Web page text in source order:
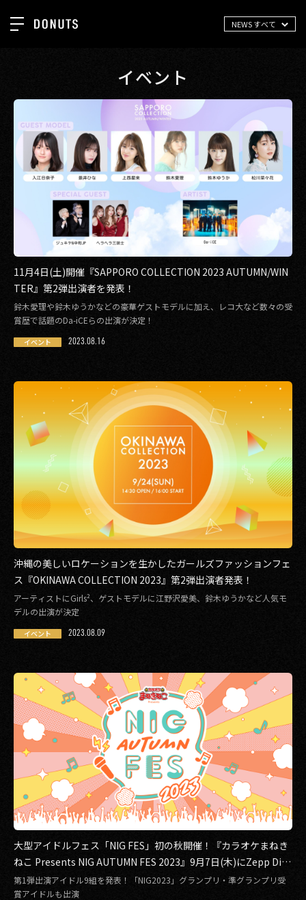
NEWS すべて
お知らせ
ジョブカン
ゲーム
ミクチャ
医療(CLIUS)
出版メディア
美少女図鑑
イベント
タテドラ
その他事業
2025
2024
2023
2022
2021
2020
2019
2016
2015
2014
2013
2012
2011
2010
2009
ABOUT
SERVICES
GROUP
RECRUIT
CONTACT
PRIVACY POLICY
イベント
11月4日(土)開催『SAPPORO COLLECTION 2023 AUTUMN/WIN
TER』第2弾出演者を発表！
鈴木愛理や鈴木ゆうかなどの豪華ゲストモデルに加え、レコ大など数々の受
賞歴で話題のDa-iCEらの出演が決定！
イベント 2023.08.16
沖縄の美しいロケーションを生かしたガールズファッションフェ
ス『OKINAWA COLLECTION 2023』第2弾出演者発表！
アーティストにGirls²、ゲストモデルに江野沢愛美、鈴木ゆうかなど人気モ
デルの出演が決定
イベント 2023.08.09
大型アイドルフェス「NIG FES」初の秋開催！『カラオケまねき
ねこ Presents NIG AUTUMN FES 2023』9月7日(木)にZepp Dive
rCity(TOKYO)で開催
第1弾出演アイドル9組を発表！「NIG2023」グランプリ・準グランプリ受
賞アイドルも出演